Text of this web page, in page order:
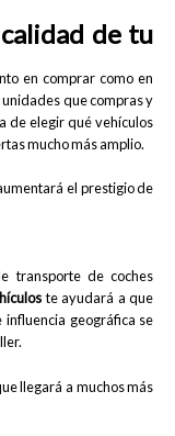
de tu
en comprar como en
que compras y
de elegir qué vehículos
mucho más amplio.
el prestigio de
transporte de coches
te ayudará a que
geográfica se
llegará a muchos más